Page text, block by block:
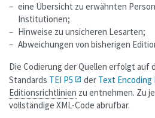
eine Übersicht zu erwähnten
Institutionen;
Hinweise zu unsicheren Lesarten;
Abweichungen von bisherigen
Die Codierung der Quellen erfolgt auf
Standards TEI P5 der Text
Editionsrichtlinien zu entnehmen. Zu
vollständige XML-Code abrufbar.